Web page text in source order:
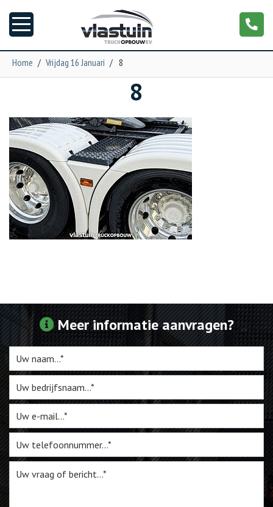
Truckopbouw
Garage
Trailers
Torpedo
Te Koop
Miniatuur
Vacatures
Contact
Home / Vrijdag 16 Januari / 8
8
Meer informatie aanvragen?